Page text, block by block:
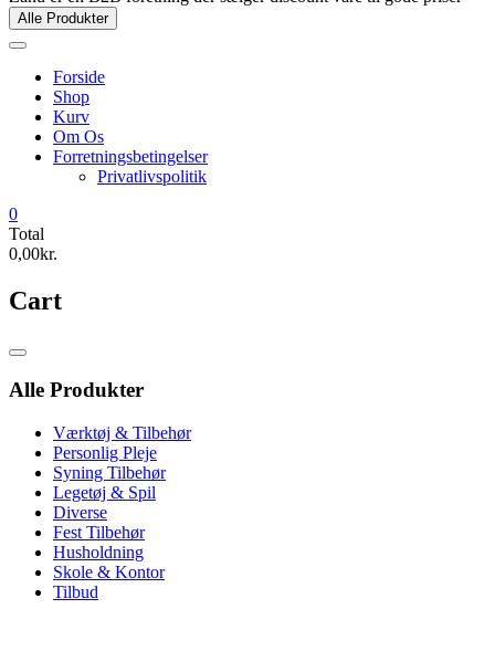
Alle Produkter
Forside
Shop
Kurv
Om Os
Forretningsbetingelser
Privatlivspolitik
0
Total
0,00kr.
Cart
Catalog
Alle Produkter
Værktøj & Tilbehør
Personlig Pleje
Syning Tilbehør
Legetøj & Spil
Diverse
Fest Tilbehør
Husholdning
Skole & Kontor
Tilbud